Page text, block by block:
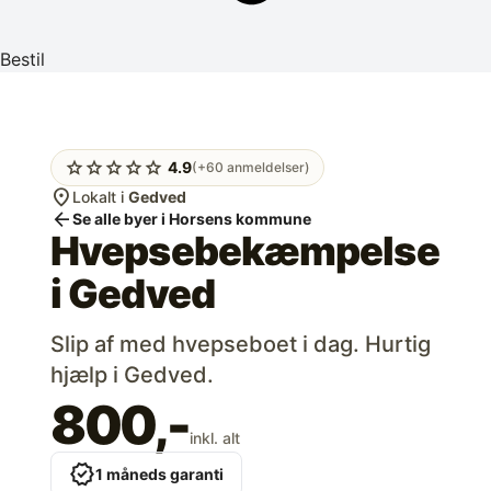
Bestil
starstarstarstarstar 4.9(+60 anmeldelser)
location_on Lokalt i Gedved
arrow_backSe alle byer i Horsens kommune
Hvepsebekæmpelse
iGedved
Slip af med hvepseboet i dag. Hurtig
hjælp i Gedved.
800,-inkl. alt
verified1 måneds garanti